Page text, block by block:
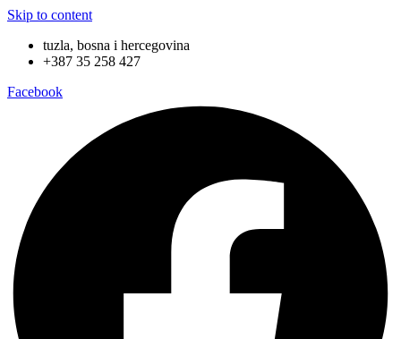
Skip to content
tuzla, bosna i hercegovina
+387 35 258 427
Facebook